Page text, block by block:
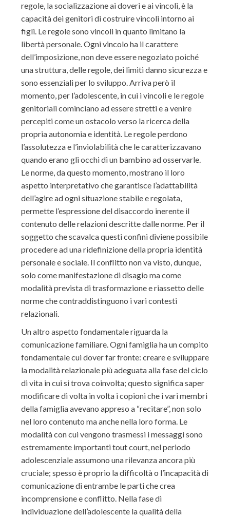
regole, la socializzazione ai doveri e ai vincoli, è la
capacità dei genitori di costruire vincoli intorno ai
figli. Le regole sono vincoli in quanto limitano la
libertà personale. Ogni vincolo ha il carattere
dell’imposizione, non deve essere negoziato poiché
una struttura, delle regole, dei limiti danno sicurezza e
sono essenziali per lo sviluppo. Arriva però il
momento, per l’adolescente, in cui i vincoli e le regole
genitoriali cominciano ad essere stretti e a venire
percepiti come un ostacolo verso la ricerca della
propria autonomia e identità. Le regole perdono
l’assolutezza e l’inviolabilità che le caratterizzavano
quando erano gli occhi di un bambino ad osservarle.
Le norme, da questo momento, mostrano il loro
aspetto interpretativo che garantisce l’adattabilità
dell’agire ad ogni situazione stabile e regolata,
permette l’espressione del disaccordo inerente il
contenuto delle relazioni descritte dalle norme. Per il
soggetto che scavalca questi confini diviene possibile
procedere ad una ridefinizione della propria identità
personale e sociale. Il conflitto non va visto, dunque,
solo come manifestazione di disagio ma come
modalità prevista di trasformazione e riassetto delle
norme che contraddistinguono i vari contesti
relazionali.
Un altro aspetto fondamentale riguarda la
comunicazione familiare. Ogni famiglia ha un compito
fondamentale cui dover far fronte: creare e sviluppare
la modalità relazionale più adeguata alla fase del ciclo
di vita in cui si trova coinvolta; questo significa saper
modificare di volta in volta i copioni che i vari membri
della famiglia avevano appreso a “recitare”, non solo
nel loro contenuto ma anche nella loro forma. Le
modalità con cui vengono trasmessi i messaggi sono
estremamente importanti tout court, nel periodo
adolescenziale assumono una rilevanza ancora più
cruciale; spesso è proprio la difficoltà o l’incapacità di
comunicazione di entrambe le parti che crea
incomprensione e conflitto. Nella fase di
individuazione dell’adolescente la qualità della